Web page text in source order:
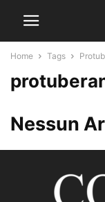
Home Tags
Nessun